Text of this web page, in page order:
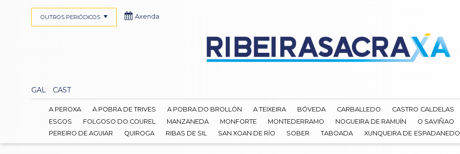
GAL CAST
OUTROS PERIÓDICOS Axenda
A PEROXA A POBRA DE TRIVES A POBRA DO BROLLÓN A TEIXEIRA BÓVEDA CARBALLEDO CASTRO CALDELAS
ESGOS
FOLGOSO DO COUREL MANZANEDA MONFORTE MONTEDERRAMO NOGUEIRA DE RAMUÍN O SAVIÑAO
PEREIRO DE AGUIAR
QUIROGA RIBAS DE SIL SAN XOAN DE RÍO SOBER TABOADA XUNQUEIRA DE ESPADANEDO